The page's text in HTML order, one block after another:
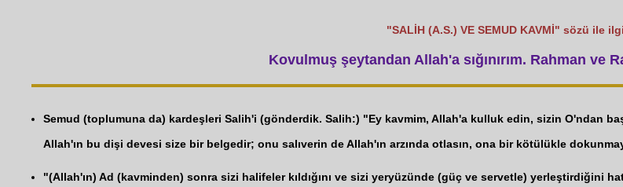
"SALİH (A.S.) VE SEMUD KAVMİ" sözü ile
Kovulmuş şeytandan Allah'a sığınırım. Rahman ve
Semud (toplumuna da) kardeşleri Salih'i (gönderdik. Salih:) "Ey kavmim, Allah'a kulluk edin, sizin O'ndan
Allah'ın bu dişi devesi size bir belgedir; onu salıverin de Allah'ın arzında otlasın, ona bir kötülükle
"(Allah'ın) Ad (kavminden) sonra sizi halifeler kıldığını ve sizi yeryüzünde (güç ve servetle) yerleştirdiğini